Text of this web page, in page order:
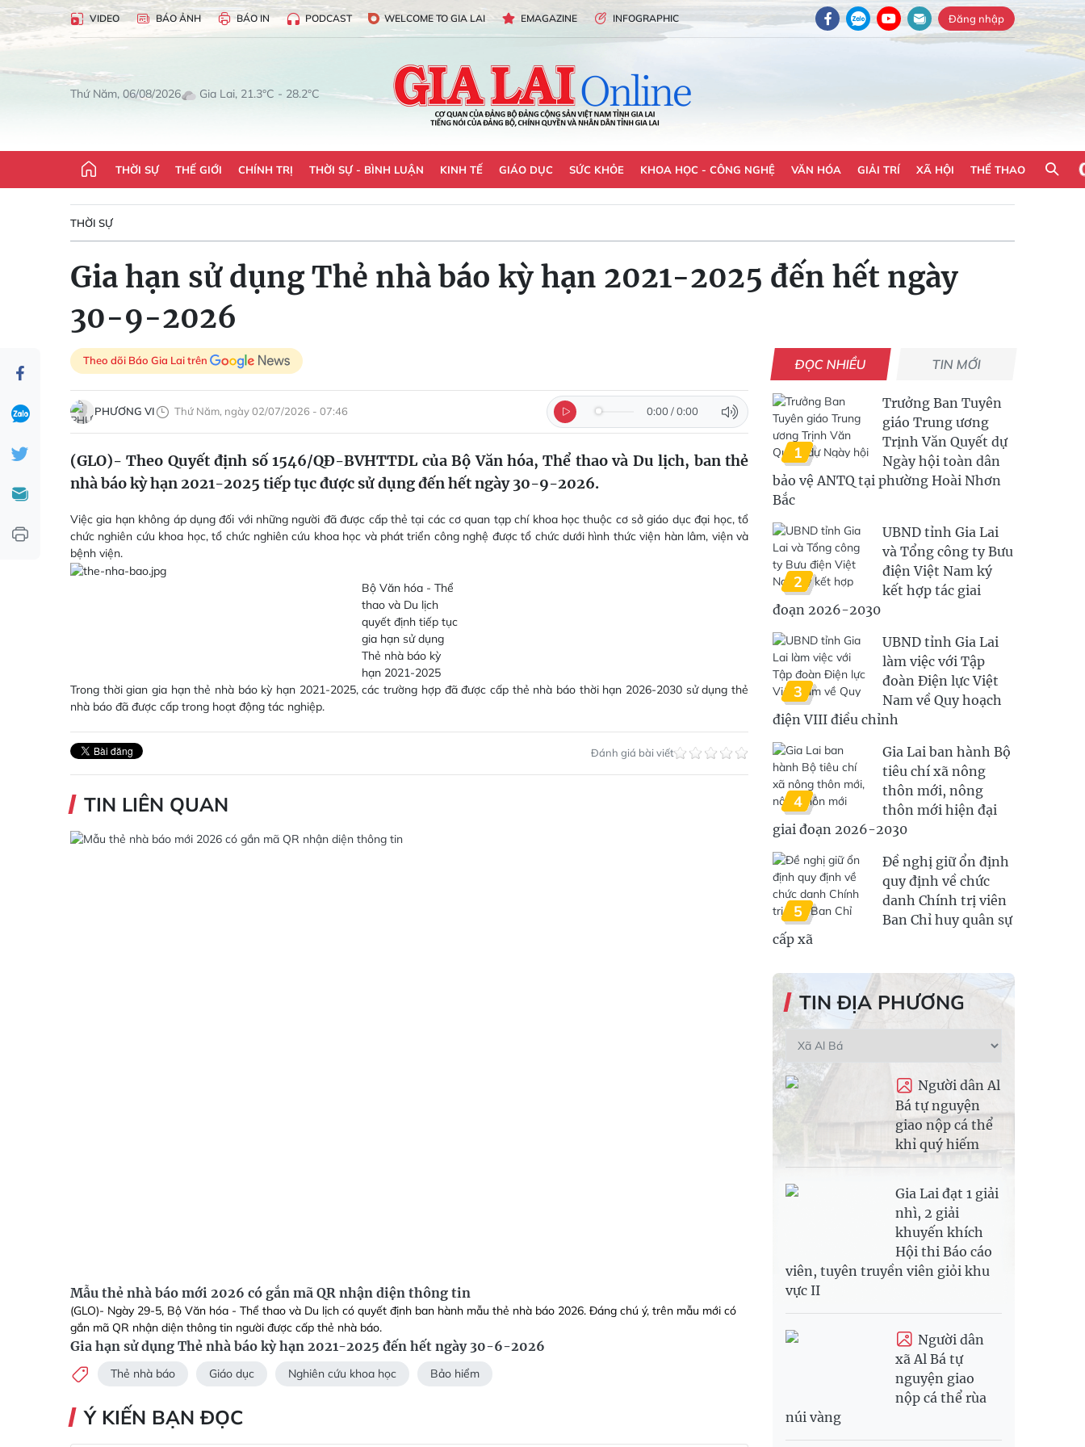
VIDEO BÁO ẢNH BÁO IN PODCAST WELCOME TO GIA LAI EMAGAZINE INFOGRAPHIC Đăng nhập
Thứ Năm, 06/08/2026 Gia Lai, 21.3°C - 28.2°C
THỜI SỰ THẾ GIỚI CHÍNH TRỊ THỜI SỰ - BÌNH LUẬN KINH TẾ GIÁO DỤC SỨC KHỎE KHOA HỌC - CÔNG NGHỆ VĂN HÓA GIẢI TRÍ XÃ HỘI THỂ THAO
THỜI SỰ
Gia hạn sử dụng Thẻ nhà báo kỳ hạn 2021-2025 đến hết ngày
30-9-2026
Theo dõi Báo Gia Lai trên
PHƯƠNG VI Thứ Năm, ngày 02/07/2026 - 07:46 0:00 /0:00
(GLO)- Theo Quyết định số 1546/QĐ-BVHTTDL của Bộ Văn hóa, Thể thao và Du lịch, ban thẻ
nhà báo kỳ hạn 2021-2025 tiếp tục được sử dụng đến hết ngày 30-9-2026.
Việc gia hạn không áp dụng đối với những người đã được cấp thẻ tại các cơ quan tạp chí khoa học thuộc cơ sở giáo dục đại học, tổ
chức nghiên cứu khoa học, tổ chức nghiên cứu khoa học và phát triển công nghệ được tổ chức dưới hình thức viện hàn lâm, viện và
bệnh viện.
Bộ Văn hóa - Thể
thao và Du lịch
quyết định tiếp tục
gia hạn sử dụng
Thẻ nhà báo kỳ
hạn 2021-2025
Trong thời gian gia hạn thẻ nhà báo kỳ hạn 2021-2025, các trường hợp đã được cấp thẻ nhà báo thời hạn 2026-2030 sử dụng thẻ
nhà báo đã được cấp trong hoạt động tác nghiệp.
Đánh giá bài viết
TIN LIÊN QUAN
Mẫu thẻ nhà báo mới 2026 có gắn mã QR nhận diện thông tin
(GLO)- Ngày 29-5, Bộ Văn hóa - Thể thao và Du lịch có quyết định ban hành mẫu thẻ nhà báo 2026. Đáng chú ý, trên mẫu mới có
gắn mã QR nhận diện thông tin người được cấp thẻ nhà báo.
Gia hạn sử dụng Thẻ nhà báo kỳ hạn 2021-2025 đến hết ngày 30-6-2026
Thẻ nhà báo Giáo dục Nghiên cứu khoa học Bảo hiểm
Ý KIẾN BẠN ĐỌC
ĐỌC NHIỀU TIN MỚI
1
Trưởng Ban Tuyên
giáo Trung ương
Trịnh Văn Quyết dự
Ngày hội toàn dân
bảo vệ ANTQ tại phường Hoài Nhơn
Bắc
2
UBND tỉnh Gia Lai
và Tổng công ty Bưu
điện Việt Nam ký
kết hợp tác giai
đoạn 2026-2030
3
UBND tỉnh Gia Lai
làm việc với Tập
đoàn Điện lực Việt
Nam về Quy hoạch
điện VIII điều chỉnh
4
Gia Lai ban hành Bộ
tiêu chí xã nông
thôn mới, nông
thôn mới hiện đại
giai đoạn 2026-2030
5
Đề nghị giữ ổn định
quy định về chức
danh Chính trị viên
Ban Chỉ huy quân sự
cấp xã
TIN ĐỊA PHƯƠNG
Người dân Al
Bá tự nguyện
giao nộp cá thể
khỉ quý hiếm
Gia Lai đạt 1 giải
nhì, 2 giải
khuyến khích
Hội thi Báo cáo
viên, tuyên truyền viên giỏi khu
vực II
Người dân
xã Al Bá tự
nguyện giao
nộp cá thể rùa
núi vàng